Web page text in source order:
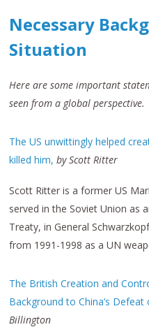
Necessary
Situation
Here are some important
seen from a global perspective.
The US unwittingly helped
killed him, by Scott Ritter
Scott Ritter is a former US
served in the Soviet Union as
Treaty, in General
from 1991-1998 as a UN
The British Creation and
Background to China’s
Billington